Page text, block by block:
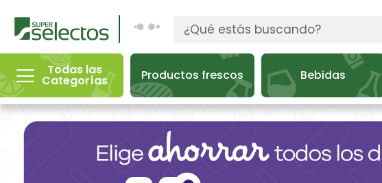
Todas las
Categorías Productos frescos Bebidas